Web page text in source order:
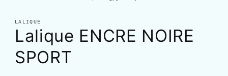
LALIQUE
Lalique ENCRE NOIRE
SPORT